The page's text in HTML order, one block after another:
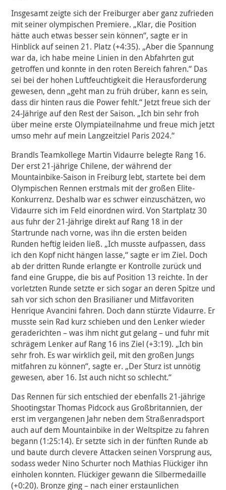
Insgesamt zeigte sich der Freiburger aber ganz zufrieden
mit seiner olympischen Premiere. „Klar, die Position
hätte auch etwas besser sein können“, sagte er in
Hinblick auf seinen 21. Platz (+4:35). „Aber die Spannung
war da, ich habe meine Linien in den Abfahrten gut
getroffen und konnte in den roten Bereich fahren.“ Das
sei bei der hohen Luftfeuchtigkeit die Herausforderung
gewesen, denn „geht man zu früh drüber, kann es sein,
dass dir hinten raus die Power fehlt.“ Jetzt freue sich der
24-Jährige auf den Rest der Saison. „Ich bin sehr froh
über meine erste Olympiateilnahme und freue mich jetzt
umso mehr auf mein Langzeitziel Paris 2024.“
Brandls Teamkollege Martin Vidaurre belegte Rang 16.
Der erst 21-jährige Chilene, der während der
Mountainbike-Saison in Freiburg lebt, startete bei dem
Olympischen Rennen erstmals mit der großen Elite-
Konkurrenz. Deshalb war es schwer einzuschätzen, wo
Vidaurre sich im Feld einordnen wird. Von Startplatz 30
aus fuhr der 21-Jährige direkt auf Rang 18 in der
Startrunde nach vorne, was ihn die ersten beiden
Runden heftig leiden ließ. „Ich musste aufpassen, dass
ich den Kopf nicht hängen lasse,“ sagte er im Ziel. Doch
ab der dritten Runde erlangte er Kontrolle zurück und
fand eine Gruppe, die bis auf Position 13 reichte. In der
vorletzten Runde setzte er sich sogar an deren Spitze und
sah vor sich schon den Brasilianer und Mitfavoriten
Henrique Avancini fahren. Doch dann stürzte Vidaurre. Er
musste sein Rad kurz schieben und den Lenker wieder
geraderichten – was ihm nicht gut gelang – und fuhr mit
schrägem Lenker auf Rang 16 ins Ziel (+3:19). „Ich bin
sehr froh. Es war wirklich geil, mit den großen Jungs
mitfahren zu können“, sagte er. „Der Sturz ist unnötig
gewesen, aber 16. Ist auch nicht so schlecht.“
Das Rennen für sich entschied der ebenfalls 21-jährige
Shootingstar Thomas Pidcock aus Großbritannien, der
erst im vergangenen Jahr neben dem Straßenradsport
auch auf dem Mountainbike in der Weltspitze zu fahren
begann (1:25:14). Er setzte sich in der fünften Runde ab
und baute durch clevere Attacken seinen Vorsprung aus,
sodass weder Nino Schurter noch Mathias Flückiger ihn
einholen konnten. Flückiger gewann die Silbermedaille
(+0:20). Bronze ging – nach einer erstaunlichen